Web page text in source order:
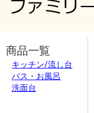
商品一覧
キッチン/流し台
バス・お風呂
洗面台